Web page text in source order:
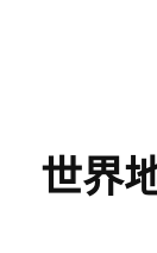
世界